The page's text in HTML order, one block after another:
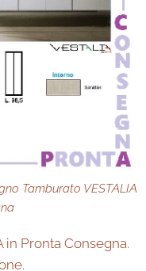
Tamburato VESTALIA
in Pronta Consegna.